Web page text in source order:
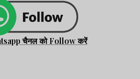
चैनल को Follow करें